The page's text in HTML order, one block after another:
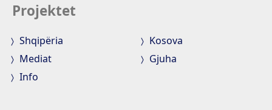
Projektet
Shqipëria
Kosova
Mediat
Gjuha
Info